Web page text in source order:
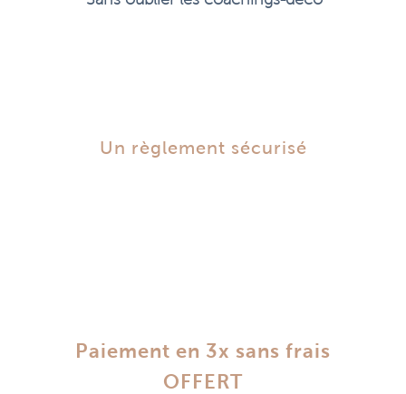
Un règlement sécurisé
Paiement en 3x sans frais
OFFERT